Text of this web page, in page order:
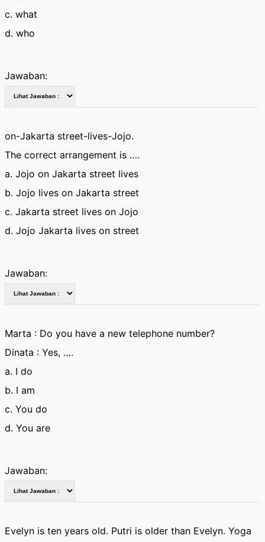
c. what
d. who
Jawaban:
on-Jakarta street-lives-Jojo.
The correct arrangement is ….
a. Jojo on Jakarta street lives
b. Jojo lives on Jakarta street
c. Jakarta street lives on Jojo
d. Jojo Jakarta lives on street
Jawaban:
Marta : Do you have a new telephone number?
Dinata : Yes, ….
a. I do
b. I am
c. You do
d. You are
Jawaban:
Evelyn is ten years old. Putri is older than Evelyn. Yoga